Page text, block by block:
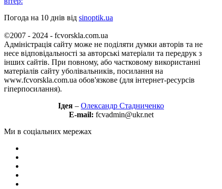
Погода на 10 днів від sinoptik.ua
©2007 - 2024 - fcvorskla.com.ua
Адміністрація сайту може не поділяти думки авторів та не
несе відповідальності за авторські матеріали та передрук з
інших сайтів. При повному, або частковому використанні
матеріалів сайту уболівальників, посилання на
www.fcvorskla.com.ua обов'язкове (для інтернет-ресурсів
гіперпосилання).
Ідея – Олександр Стадниченко
E-mail: fcvadmin@ukr.net
Ми в соціальних мережах